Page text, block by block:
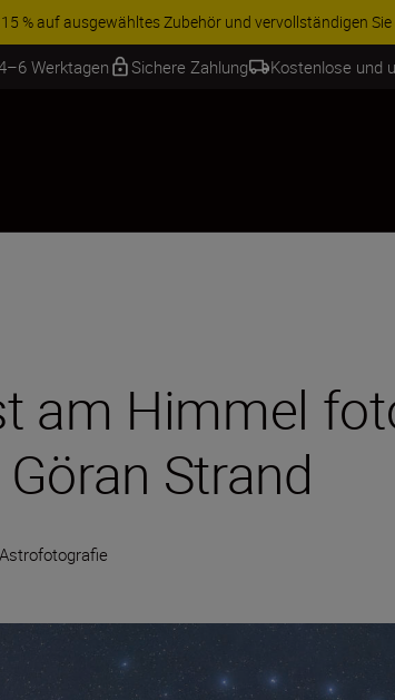
15 % auf ausgewähltes Zubehör und vervollständigen
Werktagen Sichere Zahlung Kostenlose und
am Himmel
Strand